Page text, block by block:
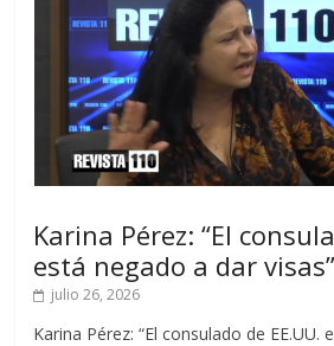
Karina Pérez: “El
está negado a dar visas”
julio 26, 2026
Karina Pérez: “El consulado de EE.UU.